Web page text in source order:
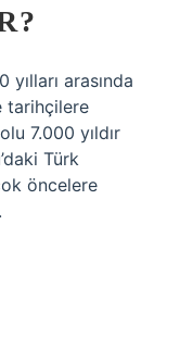
arasında
tarihçilere
7.000 yıldır
Türk
öncelere